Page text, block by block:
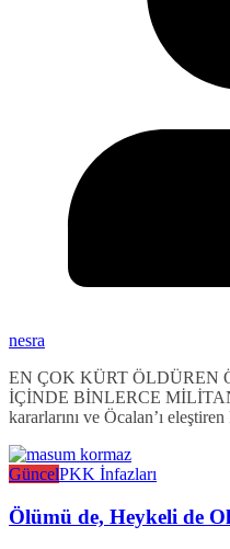
nesra
EN ÇOK KÜRT ÖLDÜREN
İÇİNDE BİNLERCE
kararlarını ve Öcalan’ı
GüncelPKK İnfazları
Ölümü de, Heykeli de